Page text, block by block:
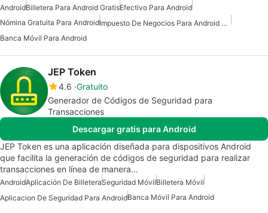
AndroidBilletera Para Android GratisEfectivo Para Android
Nómina Gratuita Para Android
Impuesto De Negocios Para Android Gratis
Banca Móvil Para Android
JEP Token
4.6 Gratuito
Generador de Códigos de Seguridad para
Transacciones
Descargar gratis para Android
JEP Token es una aplicación diseñada para dispositivos Android
que facilita la generación de códigos de seguridad para realizar
transacciones en línea de manera…
AndroidAplicación De BilleteraSeguridad MóvilBilletera Móvil
Aplicacion De Seguridad Para AndroidBanca Móvil Para Android